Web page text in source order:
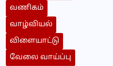
வணிகம்
வாழ்வியல்
விளையாட்டு
வேலை வாய்ப்பு